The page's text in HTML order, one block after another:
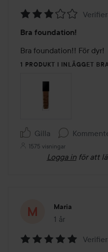
3
av
5
Bra foundation!
Bra foundation!! För dyr!
1 PRODUKT I INLÄGGET
Gilla
1575 visningar
Logga in för att
Maria
1 år
Inlägget